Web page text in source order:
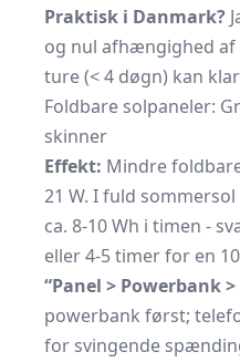
Praktisk i Danmark?
og nul afhængighed
ture (< 4 døgn) kan
Foldbare solpaneler:
skinner
Effekt: Mindre
21 W. I fuld
ca. 8-10 Wh i timen -
eller 4-5 timer for en
“Panel > Powerbank >
powerbank først;
for svingende